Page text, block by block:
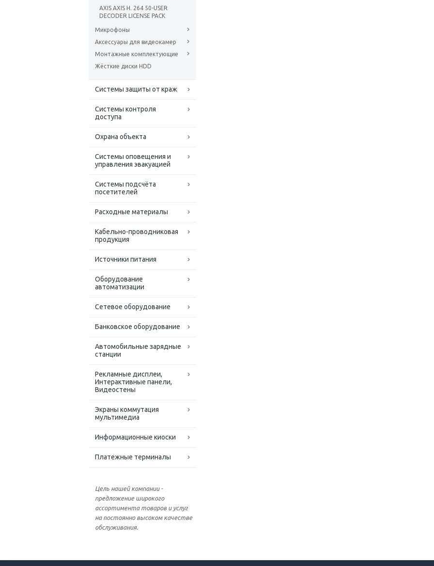
AXIS AXIS H. 264 50-USER
DECODER LICENSE PACK
Микрофоны
Аксессуары для видеокамер
Монтажные комплектующие
Жёсткие диски HDD
Системы защиты от краж
Системы контроля
доступа
Охрана объекта
Системы оповещения и
управления эвакуацией
Системы подсчёта
посетителей
Расходные материалы
Кабельно-проводниковая
продукция
Источники питания
Оборудование
автоматизации
Сетевое оборудование
Банковское оборудование
Автомобильные зарядные
станции
Рекламные дисплеи,
Интерактивные панели,
Видеостены
Экраны коммутация
мультимедиа
Информационные киоски
Платежные терминалы
Цель нашей компании -
предложение широкого
ассортимента товаров и услуг
на постоянно высоком качестве
обслуживания.